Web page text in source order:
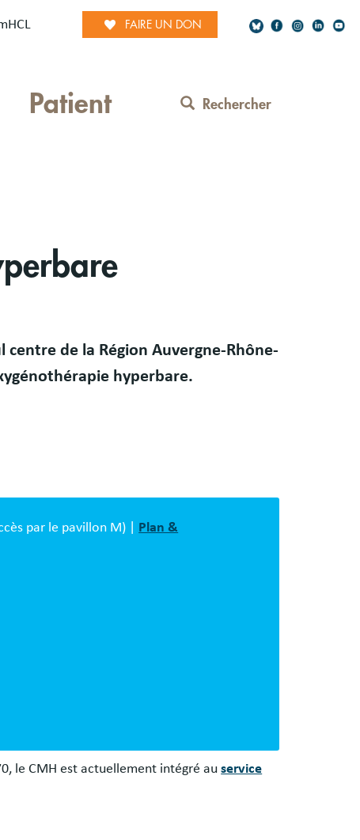
FAIRE UN DON
Network
Patient Rechercher
de la Région Auvergne-Rhône-
hyperbare.
par le pavillon M) | Plan &
le CMH est actuellement intégré auservice